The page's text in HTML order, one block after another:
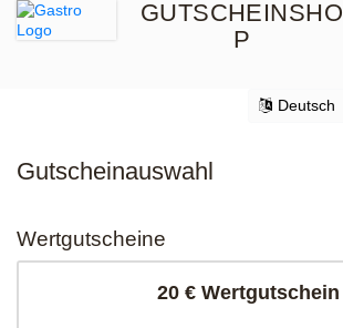
GUTSCHEINSHO
P
Deutsch
Gutscheinauswahl
Wertgutscheine
20 € Wertgutschein